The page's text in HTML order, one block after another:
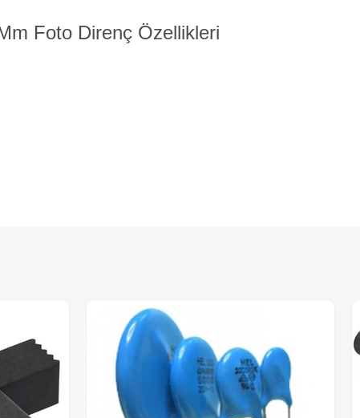
Foto Direnç Özellikleri